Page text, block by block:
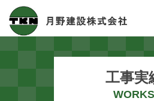
工事実
WORKS